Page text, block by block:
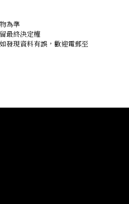
為準
最終決定權
發現資料有誤，歡迎電郵至